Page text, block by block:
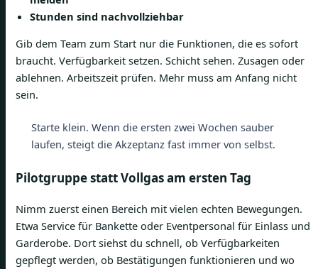
Stunden sind nachvollziehbar
Gib dem Team zum Start nur die Funktionen, die es sofort
braucht. Verfügbarkeit setzen. Schicht sehen. Zusagen oder
ablehnen. Arbeitszeit prüfen. Mehr muss am Anfang nicht
sein.
Starte klein. Wenn die ersten zwei Wochen sauber
laufen, steigt die Akzeptanz fast immer von selbst.
Pilotgruppe statt Vollgas am ersten Tag
Nimm zuerst einen Bereich mit vielen echten Bewegungen.
Etwa Service für Bankette oder Eventpersonal für Einlass und
Garderobe. Dort siehst du schnell, ob Verfügbarkeiten
gepflegt werden, ob Bestätigungen funktionieren und wo